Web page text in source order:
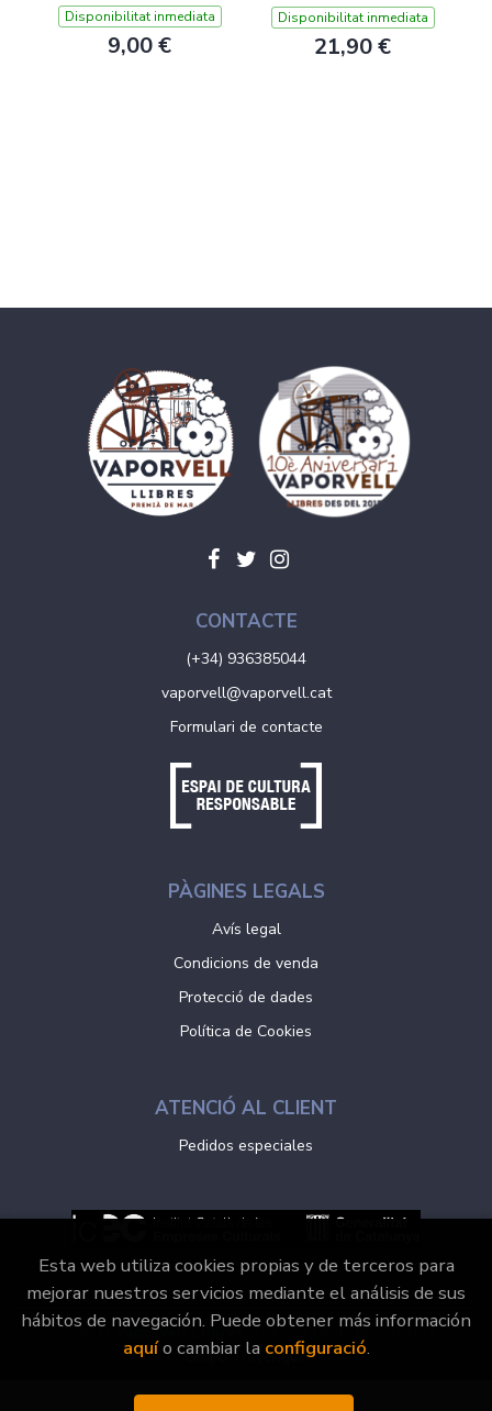
Disponibilitat inmediata
9,00 €
Disponibilitat inmediata
21,90 €
CONTACTE
(+34) 936385044
vaporvell@vaporvell.cat
Formulari de contacte
PÀGINES LEGALS
Avís legal
Condicions de venda
Protecció de dades
Política de Cookies
ATENCIÓ AL CLIENT
Pedidos especiales
2026 © Vaporvell Llibres. Tots els Drets Reservats |
Grupo Trevenque
Esta web utiliza cookies propias y de terceros para
mejorar nuestros servicios mediante el análisis de sus
hábitos de navegación. Puede obtener más información
aquío cambiar la configuració.